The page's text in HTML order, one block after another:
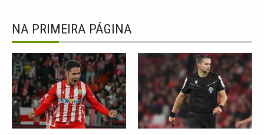
NA PRIMEIRA PÁGINA